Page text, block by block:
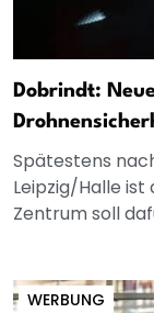
Dobrindt:
Spätestens
Leipzig/Halle ist
Zentrum soll
WERBUNG